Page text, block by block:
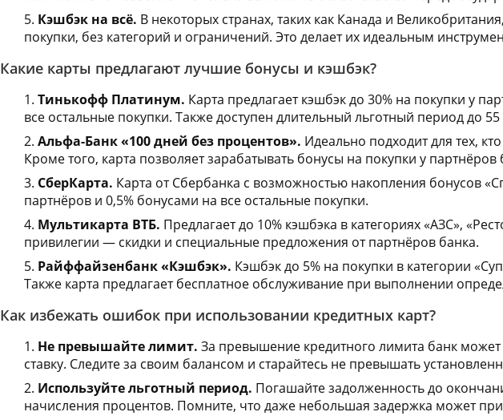
Кэшбэк на всё. В некоторых странах, таких как Канада и
покупки, без категорий и ограничений. Это делает их идеальным
Какие карты предлагают лучшие бонусы и кэшбэк?
Тинькофф Платинум. Карта предлагает кэшбэк до 30% на покупки у
все остальные покупки. Также доступен длительный льготный период до 55
Альфа-Банк «100 дней без процентов». Идеально подходит для тех,
Кроме того, карта позволяет зарабатывать бонусы на покупки у партнёров
СберКарта. Карта от Сбербанка с возможностью накопления бонусов
партнёров и 0,5% бонусами на все остальные покупки.
Мультикарта ВТБ. Предлагает до 10% кэшбэка в категориях «АЗС»,
привилегии — скидки и специальные предложения от партнёров банка.
Райффайзенбанк «Кэшбэк». Кэшбэк до 5% на покупки в категории
Также карта предлагает бесплатное обслуживание при выполнении
Как избежать ошибок при использовании кредитных карт?
Не превышайте лимит. За превышение кредитного лимита банк
ставку. Следите за своим балансом и старайтесь не превышать
Используйте льготный период. Погашайте задолженность до
начисления процентов. Помните, что даже небольшая задержка может